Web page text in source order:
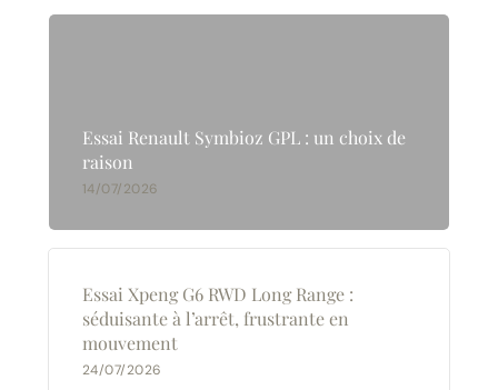
Essai Renault Symbioz GPL : un choix de
raison
14/07/2026
Essai Xpeng G6 RWD Long Range :
séduisante à l’arrêt, frustrante en
mouvement
24/07/2026